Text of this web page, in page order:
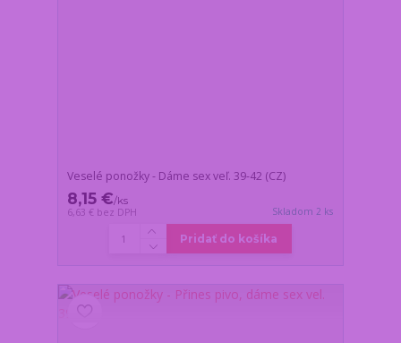
Veselé ponožky - Dáme sex veľ. 39-42 (CZ)
8,15 €/ks
6,63 € bez DPH Skladom 2 ks
Pridať do košíka